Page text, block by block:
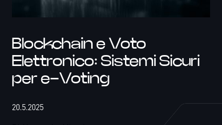
Blockchain e Voto
Elettronico: Sistemi Sicuri
per e-Voting
20.5.2025